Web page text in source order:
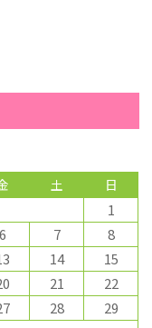
土 日
1
6 7
8
14
15
21
22
28
29